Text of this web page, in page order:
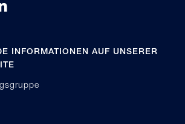
INFORMATIONEN AUF UNSERER